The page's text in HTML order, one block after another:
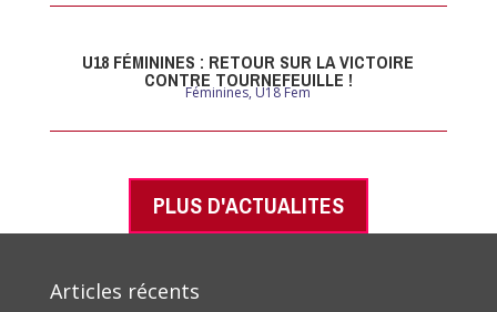
U18 FÉMININES : RETOUR SUR LA VICTOIRE
CONTRE TOURNEFEUILLE !
Féminines,U18 Fem
PLUS D'ACTUALITES
Articles récents